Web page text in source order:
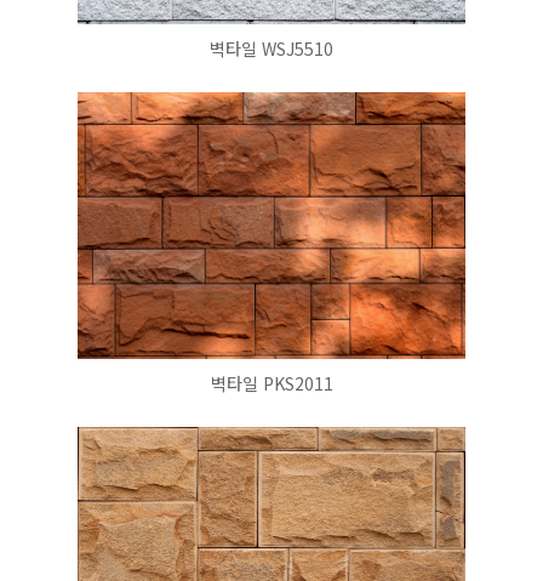
벽타일 WSJ5510
벽타일 PKS2011